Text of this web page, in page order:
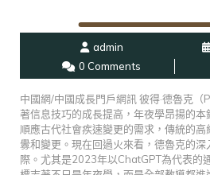
admin
0 Comments
中國網/中國成長門戶網訊 彼得·德魯克
著信息技巧的成長提高，年夜學昂揚的本
順應古代社會疾速變更的需求，傳統的
釁和變更。現在回過火來看，德魯克的
際。尤其是2023年以ChatGPT為代表的